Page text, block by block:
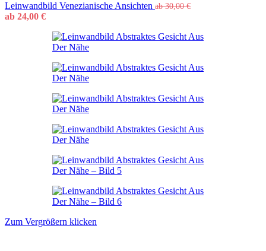
Leinwandbild Venezianische Ansichten ab30,00€
ab 24,00 €
Zum Vergrößern klicken